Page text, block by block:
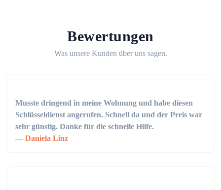
Bewertungen
Was unsere Kunden über uns sagen.
Musste dringend in meine Wohnung und habe diesen
Schlüsseldienst angerufen. Schnell da und der Preis war
sehr günstig. Danke für die schnelle Hilfe.
Daniela Linz